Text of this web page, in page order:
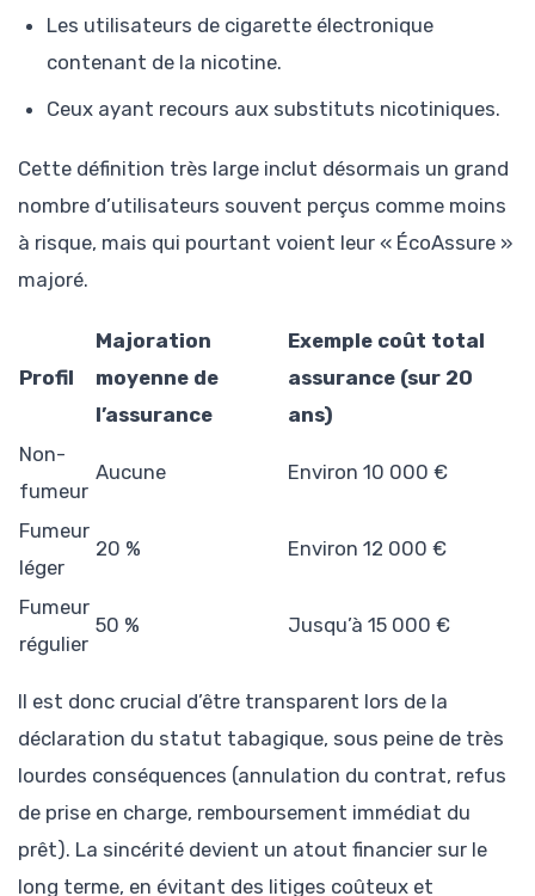
Les utilisateurs de cigarette électronique
contenant de la nicotine.
Ceux ayant recours aux substituts nicotiniques.
Cette définition très large inclut désormais un grand
nombre d’utilisateurs souvent perçus comme moins
à risque, mais qui pourtant voient leur « ÉcoAssure »
majoré.
Profil
Majoration
moyenne de
l’assurance
Exemple coût total
assurance (sur 20
ans)
Non-
fumeur
Aucune Environ 10 000 €
Fumeur
léger
20 % Environ 12 000 €
Fumeur
régulier
50 % Jusqu’à 15 000 €
Il est donc crucial d’être transparent lors de la
déclaration du statut tabagique, sous peine de très
lourdes conséquences (annulation du contrat, refus
de prise en charge, remboursement immédiat du
prêt). La sincérité devient un atout financier sur le
long terme, en évitant des litiges coûteux et